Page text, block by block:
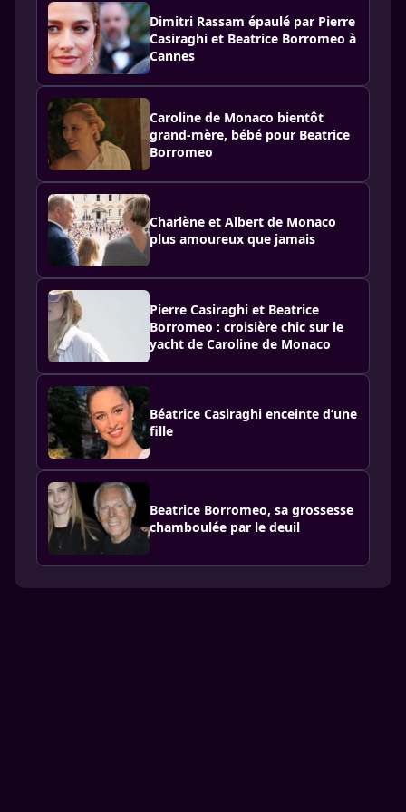
Dimitri Rassam épaulé par Pierre
Casiraghi et Beatrice Borromeo à
Cannes
Caroline de Monaco bientôt
grand-mère, bébé pour Beatrice
Borromeo
Charlène et Albert de Monaco
plus amoureux que jamais
Pierre Casiraghi et Beatrice
Borromeo : croisière chic sur le
yacht de Caroline de Monaco
Béatrice Casiraghi enceinte d’une
fille
Beatrice Borromeo, sa grossesse
chamboulée par le deuil